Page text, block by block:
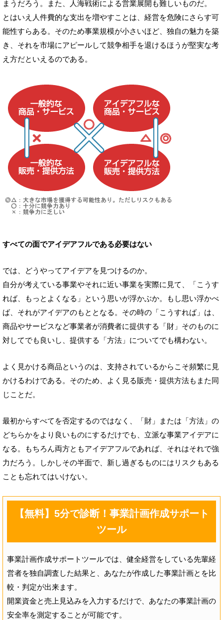
まうだろう。また、人海戦術による営業展開も難しいものだ。
とはいえ人件費的な支出を増やすことは、経営を危険にさらす可
能性すらある。そのため事業規模が小さいほど、独自の魅力を築
き、それを市場にアピールして競争相手を退けるほうが堅実な考
え方だといえるのである。
すべての面でアイデアフルである必要はない
では、どうやってアイデアを見つけるのか。
自分が考えている事業やそれに近い事業を実際に見て、「こうす
れば、もっとよくなる」という思いが浮かぶか。もし思い浮かべ
ば、それがアイデアのもととなる。その時の「こうすれば」は、
商品やサービスなど事業者が消費者に提供する「財」そのものに
対してでも良いし、提供する「方法」についてでも構わない。
よく見かける商品というのは、支持されているからこそ頻繁に見
かけるわけである。そのため、よく見る販売・提供方法もまた同
じことだ。
最初からすべてを否定するのではなく、「財」または「方法」の
どちらかをより良いものにするだけでも、立派な事業アイデアに
なる。もちろん両方ともアイデアフルであれば、それはそれで強
力だろう。しかしその半面で、新し過ぎるものにはリスクもある
ことも忘れてはいけない。
【無料】5分で診断！事業計画作成サポート
ツール
事業計画作成サポートツールでは、健全経営をしている先輩経
営者を独自調査した結果と、あなたが作成した事業計画とを比
較・判定が出来ます。
開業資金と売上見込みを入力するだけで、あなたの事業計画の
安全率を測定することが可能です。